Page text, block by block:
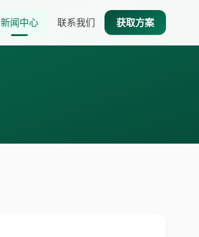
新闻中心 联系我们 获取方案